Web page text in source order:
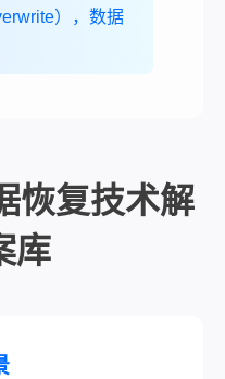
），数据
恢复技术解
库